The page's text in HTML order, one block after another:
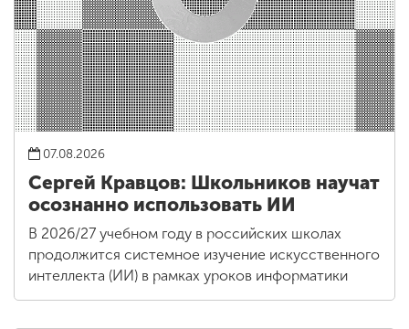
07.08.2026
Сергей Кравцов: Школьников научат
осознанно использовать ИИ
В 2026/27 учебном году в российских школах
продолжится системное изучение искусственного
интеллекта (ИИ) в рамках уроков информатики